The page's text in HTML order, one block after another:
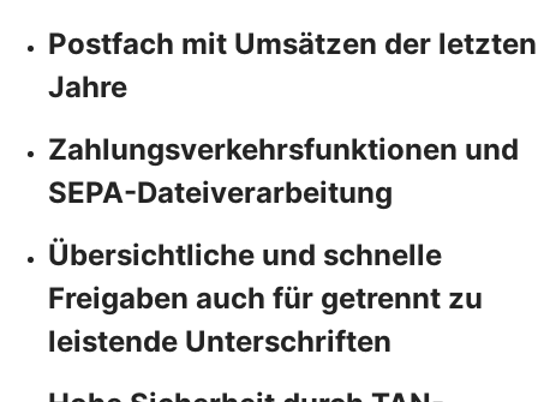
Postfach mit Umsätzen der letzten
Jahre
Zahlungsverkehrsfunktionen und
SEPA-Dateiverarbeitung
Übersichtliche und schnelle
Freigaben auch für getrennt zu
leistende Unterschriften